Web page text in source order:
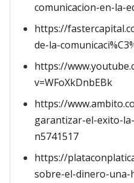
comunicacion-en-la-
https://
de-la-
https://
v=WFoXkDnbEBk
https://
garantizar-el-exito-
n5741517
https://
sobre-el-dinero-una-